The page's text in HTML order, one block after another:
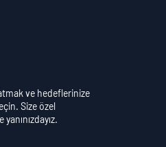
ve hedeflerinize
Size özel